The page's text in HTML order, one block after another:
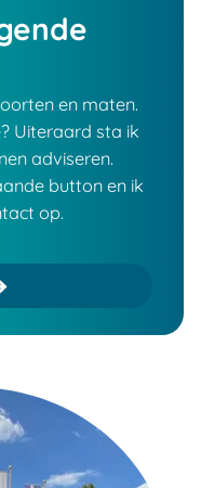
en maten.
Uiteraard sta ik
adviseren.
button en ik
op.